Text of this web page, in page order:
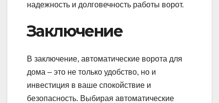
надежность и долговечность работы ворот.
Заключение
В заключение, автоматические ворота для
дома – это не только удобство, но и
инвестиция в ваше спокойствие и
безопасность. Выбирая автоматические